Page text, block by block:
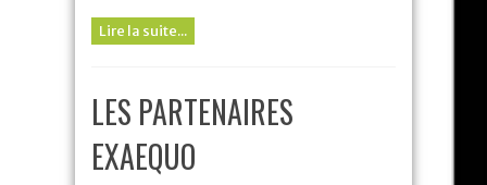
Lire la suite...
LES PARTENAIRES
EXAEQUO